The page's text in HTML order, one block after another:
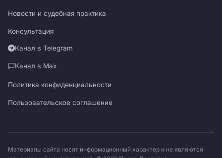
Новости и судебная практика
Консультация
Канал в Telegram
Канал в Max
Политика конфиденциальности
Пользовательское соглашение
Материалы сайта носят информационный характер и не являются